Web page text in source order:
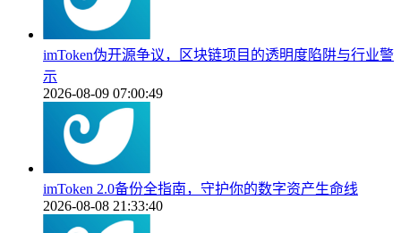
imToken伪开源争议，区块链项目的透明度陷阱与行业警
示
2026-08-09 07:00:49
imToken 2.0备份全指南，守护你的数字资产生命线
2026-08-08 21:33:40